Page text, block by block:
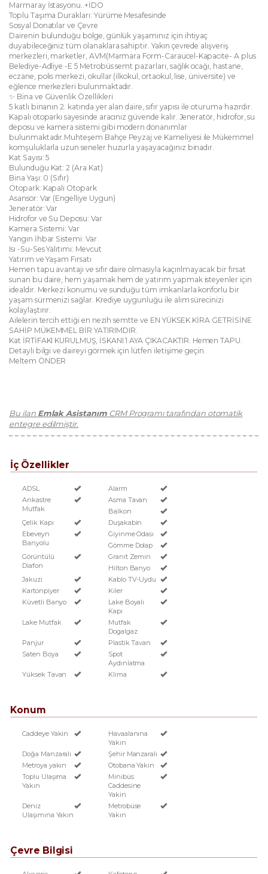
Marmaray İstasyonu..+İDO
Toplu Taşıma Durakları: Yürüme Mesafesinde
Sosyal Donatılar ve Çevre
Dairenin bulunduğu bölge, günlük yaşamınız için ihtiyaç
duyabileceğiniz tüm olanaklara sahiptir. Yakın çevrede alışveriş
merkezleri, marketler, AVM(Marmara Form-Caraucel-Kapacite- A plus
Belediye-Adliye -E 5 Metrobüs semt pazarları, sağlık ocağı, hastane,
eczane, polis merkezi, okullar (ilkokul, ortaokul, lise, üniversite) ve
eğlence merkezleri bulunmaktadır.
✨ Bina ve Güvenlik Özellikleri
5 katlı binanın 2. katında yer alan daire, sıfır yapısı ile oturuma hazırdır.
Kapalı otoparkı sayesinde aracınız güvende kalır. Jeneratör, hidrofor, su
deposu ve kamera sistemi gibi modern donanımlar
bulunmaktadır.Muhteşem Bahçe Peyzaj ve Kameliyesi ile Mükemmel
komşuluklarla uzun seneler huzurla yaşayacağınız binadır.
Kat Sayısı: 5
Bulunduğu Kat: 2 (Ara Kat)
Bina Yaşı: 0 (Sıfır)
Otopark: Kapalı Otopark
Asansör: Var (Engelliye Uygun)
Jeneratör: Var
Hidrofor ve Su Deposu: Var
Kamera Sistemi: Var
Yangın İhbar Sistemi: Var
Isı -Su-Ses Yalıtımı: Mevcut
Yatırım ve Yaşam Fırsatı
Hemen tapu avantajı ve sıfır daire olmasıyla kaçırılmayacak bir fırsat
sunan bu daire, hem yaşamak hem de yatırım yapmak isteyenler için
idealdir. Merkezi konumu ve sunduğu tüm imkanlarla konforlu bir
yaşam sürmenizi sağlar. Krediye uygunluğu ile alım sürecinizi
kolaylaştırır.
Ailelerin tercih ettiği en nezih semtte ve EN YÜKSEK KİRA GETRİSİNE
SAHİP MÜKEMMEL BİR YATIRIMDIR.
Kat İRTİFAKI KURULMUŞ, İSKANI 1 AYA ÇIKACAKTIR. Hemen TAPU.
Detaylı bilgi ve daireyi görmek için lütfen iletişime geçin.
Meltem ÖNDER
Bu ilan Emlak AsistanımCRM Programı tarafından otomatik
entegre edilmiştir.
İç Özellikler
ADSL
Alarm
Ankastre
Mutfak
Asma Tavan
Balkon
Çelik Kapı
Duşakabin
Ebeveyn
Banyolu
Giyinme Odası
Gömme Dolap
Görüntülü
Diafon
Granit Zemin
Hilton Banyo
Jakuzi
Kablo TV-Uydu
Kartonpiyer
Kiler
Küvetli Banyo
Lake Boyalı
Kapı
Lake Mutfak
Mutfak
Dogalgaz
Panjur
Plastik Tavan
Saten Boya
Spot
Aydınlatma
Yüksek Tavan
Klima
Konum
Caddeye Yakin
Havaalanına
Yakın
Doğa Manzaralı
Şehir Manzaralı
Metroya yakın
Otobana Yakın
Toplu Ulaşıma
Yakın
Minibüs
Caddesine
Yakin
Deniz
Ulaşımına Yakın
Metrobüse
Yakın
Çevre Bilgisi